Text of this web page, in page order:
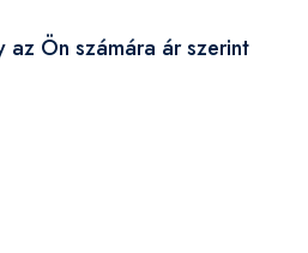
az Ön számára ár szerint